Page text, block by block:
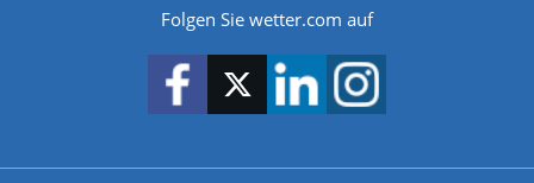
Folgen Sie wetter.com auf